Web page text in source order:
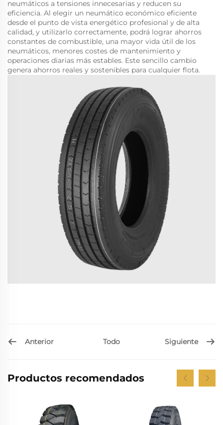
neumáticos a tensiones innecesarias y reducen su
eficiencia. Al elegir un neumático económico eficiente
desde el punto de vista energético profesional y de alta
calidad, y utilizarlo correctamente, podrá lograr ahorros
constantes de combustible, una mayor vida útil de los
neumáticos, menores costes de mantenimiento y
operaciones diarias más estables. Este sencillo cambio
genera ahorros reales y sostenibles para cualquier flota.
Anterior Todo Siguiente
Productos recomendados